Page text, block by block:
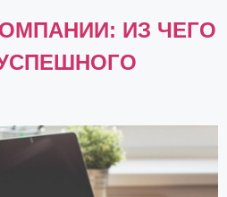
ИЗ ЧЕГО